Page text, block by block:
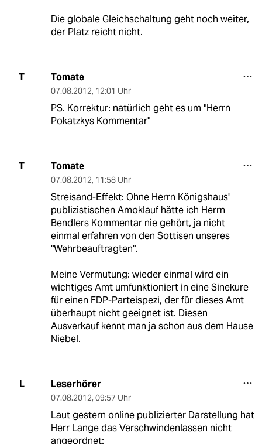
Die globale Gleichschaltung geht noch weiter,
der Platz reicht nicht.
T Tomate
07.08.2012, 12:01 Uhr
PS. Korrektur: natürlich geht es um "Herrn
Pokatzkys Kommentar"
T Tomate
07.08.2012, 11:58 Uhr
Streisand-Effekt: Ohne Herrn Königshaus'
publizistischen Amoklauf hätte ich Herrn
Bendlers Kommentar nie gehört, ja nicht
einmal erfahren von den Sottisen unseres
"Wehrbeauftragten".
Meine Vermutung: wieder einmal wird ein
wichtiges Amt umfunktioniert in eine Sinekure
für einen FDP-Parteispezi, der für dieses Amt
überhaupt nicht geeignet ist. Diesen
Ausverkauf kennt man ja schon aus dem Hause
Niebel.
L Leserhörer
07.08.2012, 09:57 Uhr
Laut gestern online publizierter Darstellung hat
Herr Lange das Verschwindenlassen nicht
angeordnet: